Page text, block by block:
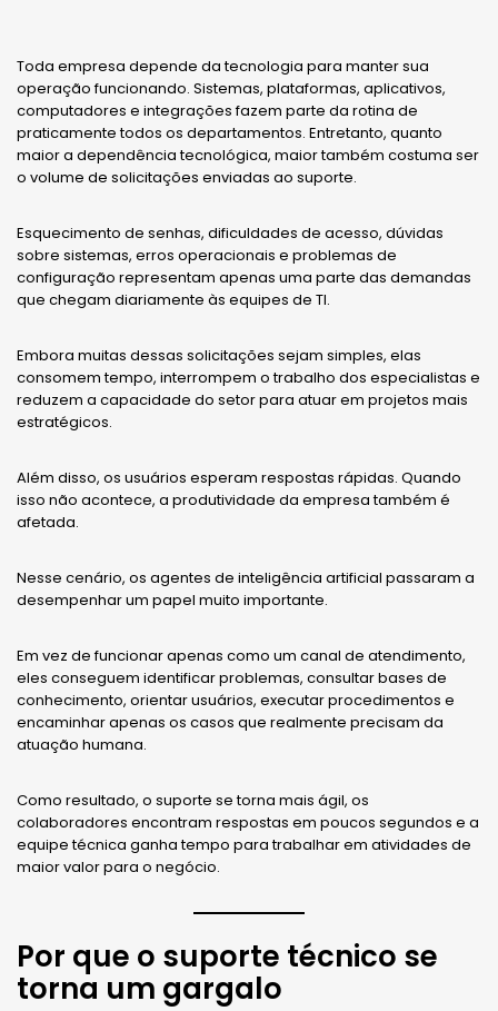
Toda empresa depende da tecnologia para manter sua
operação funcionando. Sistemas, plataformas, aplicativos,
computadores e integrações fazem parte da rotina de
praticamente todos os departamentos. Entretanto, quanto
maior a dependência tecnológica, maior também costuma ser
o volume de solicitações enviadas ao suporte.
Esquecimento de senhas, dificuldades de acesso, dúvidas
sobre sistemas, erros operacionais e problemas de
configuração representam apenas uma parte das demandas
que chegam diariamente às equipes de TI.
Embora muitas dessas solicitações sejam simples, elas
consomem tempo, interrompem o trabalho dos especialistas e
reduzem a capacidade do setor para atuar em projetos mais
estratégicos.
Além disso, os usuários esperam respostas rápidas. Quando
isso não acontece, a produtividade da empresa também é
afetada.
Nesse cenário, os agentes de inteligência artificial passaram a
desempenhar um papel muito importante.
Em vez de funcionar apenas como um canal de atendimento,
eles conseguem identificar problemas, consultar bases de
conhecimento, orientar usuários, executar procedimentos e
encaminhar apenas os casos que realmente precisam da
atuação humana.
Como resultado, o suporte se torna mais ágil, os
colaboradores encontram respostas em poucos segundos e a
equipe técnica ganha tempo para trabalhar em atividades de
maior valor para o negócio.
Por que o suporte técnico se
torna um gargalo